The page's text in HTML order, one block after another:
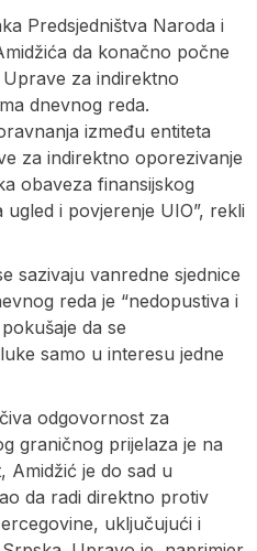
Predsjedništva Naroda i
da konačno počne
za indirektno
dnevnog reda.
između entiteta
za indirektno oporezivanje
obaveza finansijskog
i povjerenje UIO”, rekli
sazivaju vanredne sjednice
reda je “nedopustiva i
da se
samo u interesu jedne
odgovornost za
graničnog prijelaza je na
Amidžić je do sad u
da radi direktno protiv
uključujući i